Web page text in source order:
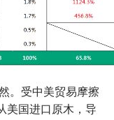
。受中美贸易摩擦
美国进口原木，导